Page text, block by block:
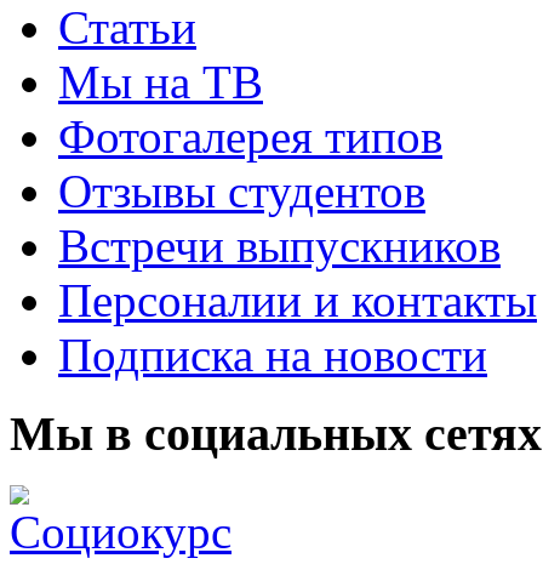
Статьи
Мы на ТВ
Фотогалерея типов
Отзывы студентов
Встречи выпускников
Персоналии и контакты
Подписка на новости
Мы в социальных сетях